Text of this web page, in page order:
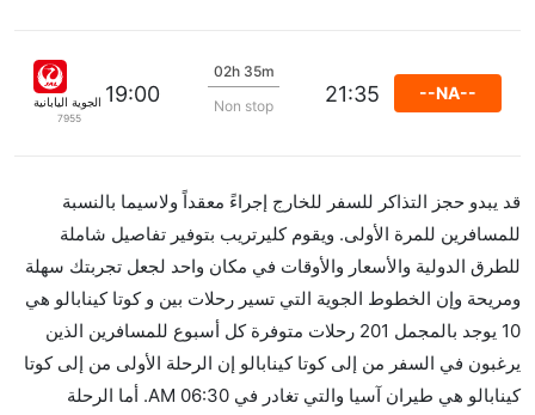
الخطوط الجوية اليابانية
7955
19:00
02h 35m
Non stop
21:35 --NA--
قد يبدو حجز التذاكر للسفر للخارج إجراءً معقداً ولاسيما بالنسبة
للمسافرين للمرة الأولى. ويقوم كليرتريب بتوفير تفاصيل شاملة
للطرق الدولية والأسعار والأوقات في مكان واحد لجعل تجربتك سهلة
ومريحة وإن الخطوط الجوية التي تسير رحلات بين و كوتا كينابالو هي
10 يوجد بالمجمل 201 رحلات متوفرة كل أسبوع للمسافرين الذين
يرغبون في السفر من إلى كوتا كينابالو إن الرحلة الأولى من إلى كوتا
كينابالو هي طيران آسيا والتي تغادر في 06:30 AM. أما الرحلة